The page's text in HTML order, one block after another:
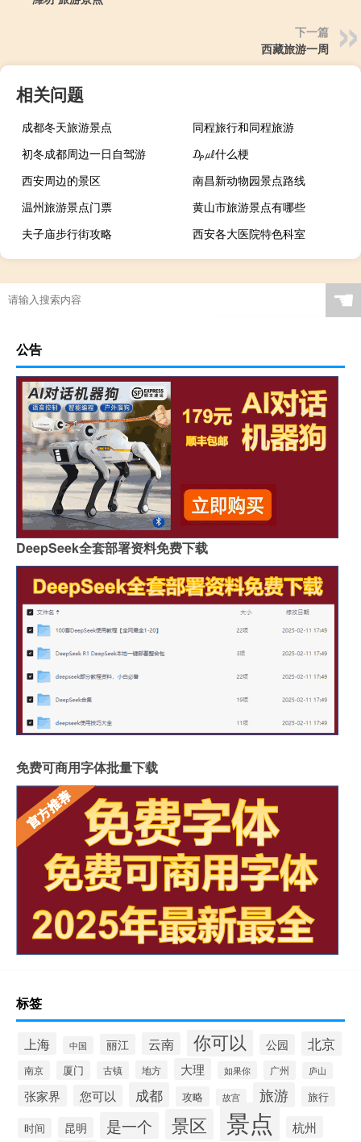
下一篇
西藏旅游一周
相关问题
成都冬天旅游景点
同程旅行和同程旅游
初冬成都周边一日自驾游
₯㎕什么梗
西安周边的景区
南昌新动物园景点路线
温州旅游景点门票
黄山市旅游景点有哪些
夫子庙步行街攻略
西安各大医院特色科室
☚
公告
DeepSeek全套部署资料免费下载
免费可商用字体批量下载
标签
上海 中国 丽江 云南 你可以 公园 北京
南京 厦门 古镇 地方 大理 如果你 广州 庐山
张家界 您可以 成都 攻略 故宫 旅游 旅行
时间 昆明 是一个 景区 景点 杭州